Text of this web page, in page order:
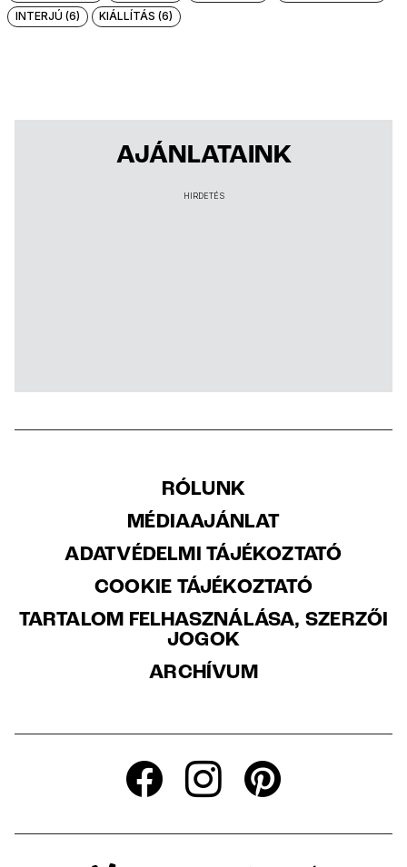
INTERJÚ (6)
KIÁLLÍTÁS (6)
AJÁNLATAINK
HIRDETÉS
RÓLUNK
MÉDIAAJÁNLAT
ADATVÉDELMI TÁJÉKOZTATÓ
COOKIE TÁJÉKOZTATÓ
TARTALOM FELHASZNÁLÁSA, SZERZŐI
JOGOK
ARCHÍVUM